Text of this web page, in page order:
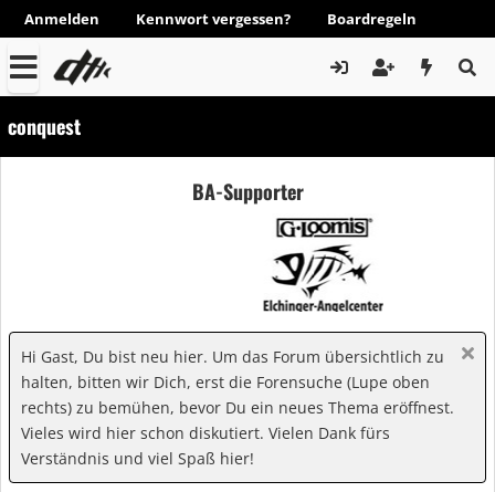
Anmelden Kennwort vergessen? Boardregeln
conquest
BA-Supporter
Hi Gast, Du bist neu hier. Um das Forum übersichtlich zu
halten, bitten wir Dich, erst die Forensuche (Lupe oben
rechts) zu bemühen, bevor Du ein neues Thema eröffnest.
Vieles wird hier schon diskutiert. Vielen Dank fürs
Verständnis und viel Spaß hier!